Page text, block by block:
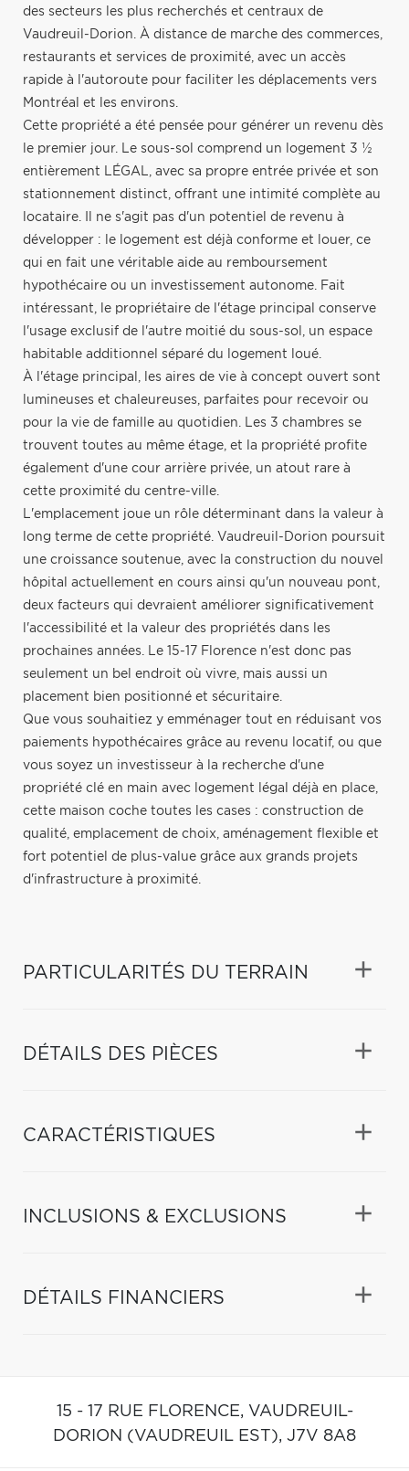
des secteurs les plus recherchés et centraux de
Vaudreuil-Dorion. À distance de marche des commerces,
restaurants et services de proximité, avec un accès
rapide à l'autoroute pour faciliter les déplacements vers
Montréal et les environs.
Cette propriété a été pensée pour générer un revenu dès
le premier jour. Le sous-sol comprend un logement 3 ½
entièrement LÉGAL, avec sa propre entrée privée et son
stationnement distinct, offrant une intimité complète au
locataire. Il ne s'agit pas d'un potentiel de revenu à
développer : le logement est déjà conforme et louer, ce
qui en fait une véritable aide au remboursement
hypothécaire ou un investissement autonome. Fait
intéressant, le propriétaire de l'étage principal conserve
l'usage exclusif de l'autre moitié du sous-sol, un espace
habitable additionnel séparé du logement loué.
À l'étage principal, les aires de vie à concept ouvert sont
lumineuses et chaleureuses, parfaites pour recevoir ou
pour la vie de famille au quotidien. Les 3 chambres se
trouvent toutes au même étage, et la propriété profite
également d'une cour arrière privée, un atout rare à
cette proximité du centre-ville.
L'emplacement joue un rôle déterminant dans la valeur à
long terme de cette propriété. Vaudreuil-Dorion poursuit
une croissance soutenue, avec la construction du nouvel
hôpital actuellement en cours ainsi qu'un nouveau pont,
deux facteurs qui devraient améliorer significativement
l'accessibilité et la valeur des propriétés dans les
prochaines années. Le 15-17 Florence n'est donc pas
seulement un bel endroit où vivre, mais aussi un
placement bien positionné et sécuritaire.
Que vous souhaitiez y emménager tout en réduisant vos
paiements hypothécaires grâce au revenu locatif, ou que
vous soyez un investisseur à la recherche d'une
propriété clé en main avec logement légal déjà en place,
cette maison coche toutes les cases : construction de
qualité, emplacement de choix, aménagement flexible et
fort potentiel de plus-value grâce aux grands projets
d'infrastructure à proximité.
PARTICULARITÉS DU TERRAIN
DÉTAILS DES PIÈCES
CARACTÉRISTIQUES
INCLUSIONS & EXCLUSIONS
DÉTAILS FINANCIERS
15 - 17 RUE FLORENCE, VAUDREUIL-
DORION (VAUDREUIL EST), J7V 8A8